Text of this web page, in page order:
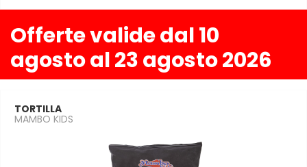
Offerte valide dal 10
agosto al 23 agosto 2026
TORTILLA
MAMBO KIDS